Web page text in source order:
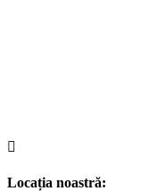

Locația noastră: